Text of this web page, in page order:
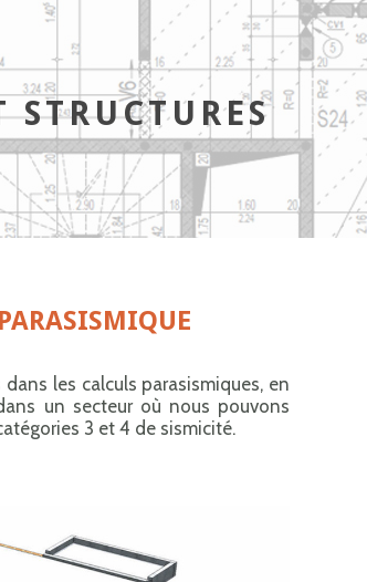
STRUCTURES
les calculs parasismiques, en
un secteur où nous pouvons
3 et 4 de sismicité.